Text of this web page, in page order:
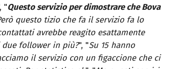
"Questo servizio per dimostrare che Bova
questo tizio che fa il servizio fa lo
avrebbe reagito esattamente
due follower in più?", "Su 15 hanno
il servizio con un figaccione che ci